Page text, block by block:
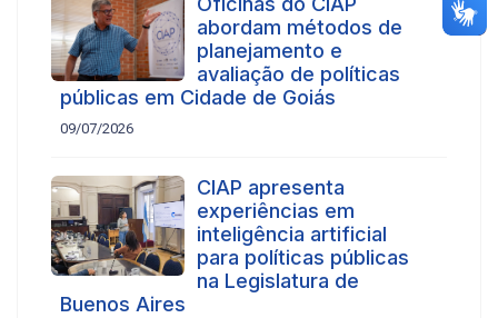
abordam métodos de
planejamento e
avaliação de políticas
públicas em Cidade de Goiás
09/07/2026
CIAP apresenta
experiências em
inteligência artificial
para políticas públicas
na Legislatura de
Buenos Aires